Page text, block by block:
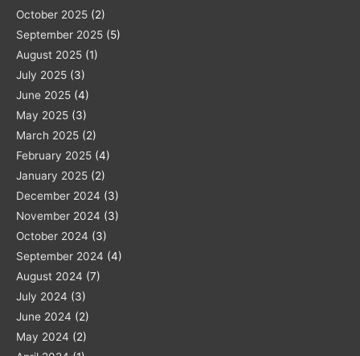
October 2025 (2)
September 2025 (5)
August 2025 (1)
July 2025 (3)
June 2025 (4)
May 2025 (3)
March 2025 (2)
February 2025 (4)
January 2025 (2)
December 2024 (3)
November 2024 (3)
October 2024 (3)
September 2024 (4)
August 2024 (7)
July 2024 (3)
June 2024 (2)
May 2024 (2)